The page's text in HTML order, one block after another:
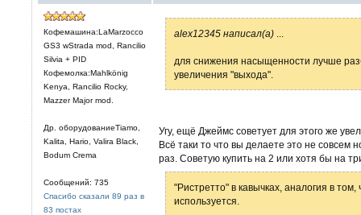
Кофемашина:LaMarzocco
GS3 wStrada mod, Rancilio
Silvia + PID
Кофемолка:Mahlkönig
Kenya, Rancilio Rocky,
Mazzer Major mod.
Др. оборудованиеTiamo,
Kalita, Hario, Valira Black,
Bodum Crema
Сообщений: 735
Спасибо сказали 89 раз в
83 постах
alex12345 написал(а)
для снижения насыщенности лучше
увеличения "выхода".
Угу, ещё Джеймс советует для этого же
Всё таки то что вы делаете это не совсем
раз. Советую купить на 2 или хотя бы на
"Ристретто" в кавычках, аналогия в
используется.